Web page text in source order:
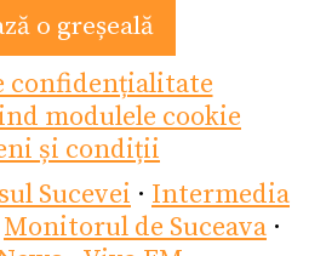
o greșeală
confidențialitate
modulele cookie
și condiții
Sucevei · Intermedia
Monitorul de Suceava ·